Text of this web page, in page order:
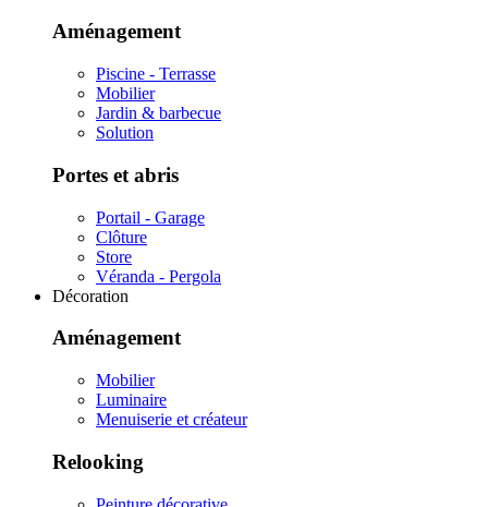
Aménagement
Piscine - Terrasse
Mobilier
Jardin & barbecue
Solution
Portes et abris
Portail - Garage
Clôture
Store
Véranda - Pergola
Décoration
Aménagement
Mobilier
Luminaire
Menuiserie et créateur
Relooking